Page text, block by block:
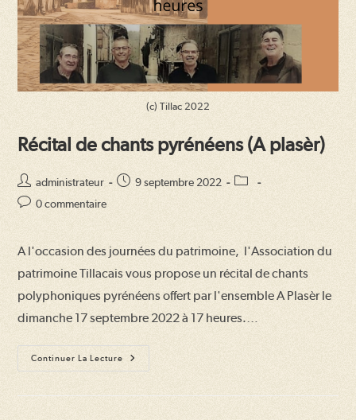
(c) Tillac 2022
Récital de chants pyrénéens (A plasèr)
Auteur/autrice
de
administrateur
Publication
9 septembre 2022
Post
Commentaires
publication :
0 commentaire
A l'occasion des journées du patrimoine, l'Association du
patrimoine Tillacais vous propose un récital de chants
polyphoniques pyrénéens offert par l'ensemble A Plasèr le
dimanche 17 septembre 2022 à 17 heures.…
Continuer La Lecture
Récital
De